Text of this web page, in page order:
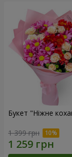
Букет "Ніжне
1 399 грн